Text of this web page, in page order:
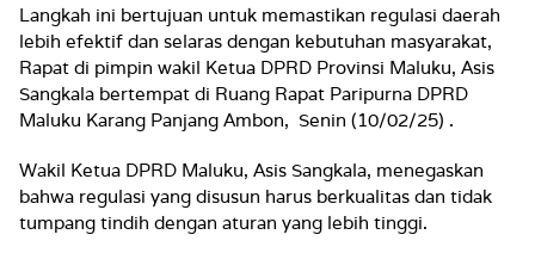
Langkah ini bertujuan untuk memastikan regulasi daerah
lebih efektif dan selaras dengan kebutuhan masyarakat,
Rapat di pimpin wakil Ketua DPRD Provinsi Maluku, Asis
Sangkala bertempat di Ruang Rapat Paripurna DPRD
Maluku Karang Panjang Ambon, Senin (10/02/25) .
Wakil Ketua DPRD Maluku, Asis Sangkala, menegaskan
bahwa regulasi yang disusun harus berkualitas dan tidak
tumpang tindih dengan aturan yang lebih tinggi.